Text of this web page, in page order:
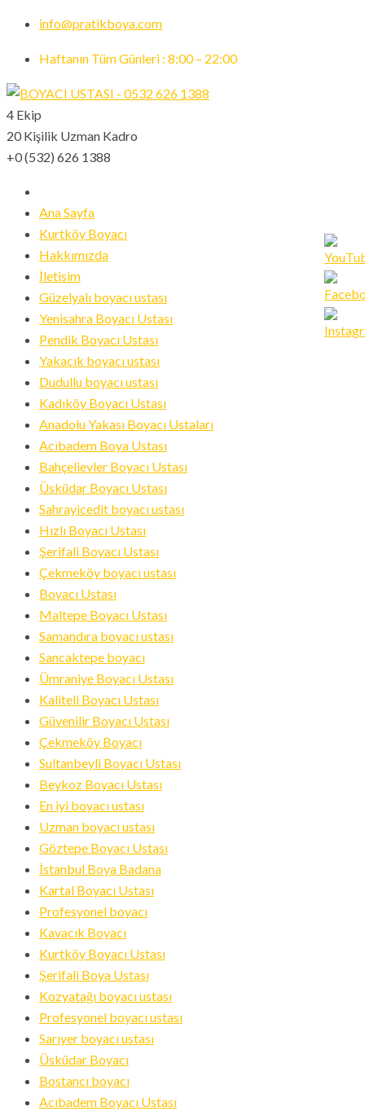
info@pratikboya.com
Haftanın Tüm Günleri : 8:00 – 22:00
4 Ekip
20 Kişilik Uzman Kadro
+0 (532) 626 1388
Ana Sayfa
Kurtköy Boyacı
Hakkımızda
İletisim
Güzelyalı boyacı ustası
Yenisahra Boyacı Ustası
Pendik Boyacı Ustası
Yakacık boyacı ustası
Dudullu boyacı ustası
Kadıköy Boyacı Ustası
Anadolu Yakası Boyacı Ustaları
Acıbadem Boya Ustası
Bahçelievler Boyacı Ustası
Üsküdar Boyacı Ustası
Sahrayicedit boyacı ustası
Hızlı Boyacı Ustası
Şerifali Boyacı Ustası
Çekmeköy boyacı ustası
Boyacı Ustası
Maltepe Boyacı Ustası
Samandıra boyacı ustası
Sancaktepe boyacı
Ümraniye Boyacı Ustası
Kaliteli Boyacı Ustası
Güvenilir Boyacı Ustası
Çekmeköy Boyacı
Sultanbeyli Boyacı Ustası
Beykoz Boyacı Ustası
En iyi boyacı ustası
Uzman boyacı ustası
Göztepe Boyacı Ustası
İstanbul Boya Badana
Kartal Boyacı Ustası
Profesyonel boyacı
Kavacık Boyacı
Kurtköy Boyacı Ustası
Şerifali Boya Ustası
Kozyatağı boyacı ustası
Profesyonel boyacı ustası
Sarıyer boyacı ustası
Üsküdar Boyacı
Bostancı boyacı
Acıbadem Boyacı Ustası
Set